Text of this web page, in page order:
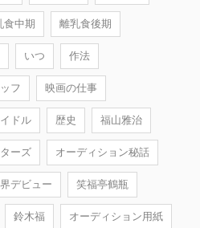
食中期 離乳食後期
いつ 作法
フ 映画の仕事
ドル 歴史 福山雅治
ーズ オーディション秘話
デビュー 笑福亭鶴瓶
鈴木福 オーディション用紙